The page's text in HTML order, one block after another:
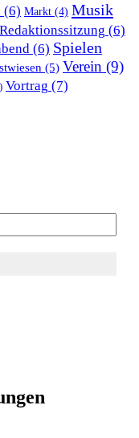
(6) Markt (4) Musik
Redaktionssitzung (6)
(6) Spielen
(5) Verein (9)
Vortrag (7)